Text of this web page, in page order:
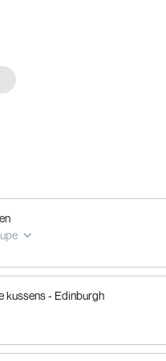
to navigate through
kussens - Edinburgh